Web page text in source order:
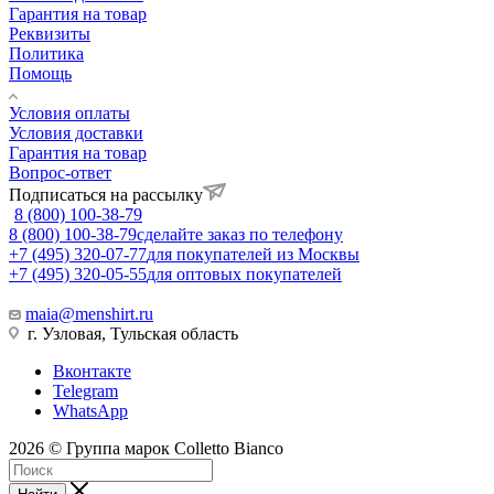
Гарантия на товар
Реквизиты
Политика
Помощь
Условия оплаты
Условия доставки
Гарантия на товар
Вопрос-ответ
Подписаться на рассылку
8 (800) 100-38-79
8 (800) 100-38-79сделайте заказ по телефону
+7 (495) 320-07-77для покупателей из Москвы
+7 (495) 320-05-55для оптовых покупателей
maia@menshirt.ru
г. Узловая, Тульская область
Вконтакте
Telegram
WhatsApp
2026 © Группа марок Colletto Bianco